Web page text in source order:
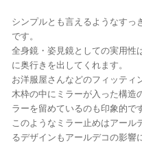
シンプルとも言えるようなすっ
です。
全身鏡・姿見鏡としての実用性
に奥行きを出してくれます。
お洋服屋さんなどのフィッティ
木枠の中にミラーが入った構造
ラーを留めているのも印象的で
このようなミラー止めはアール
るデザインもアールデコの影響